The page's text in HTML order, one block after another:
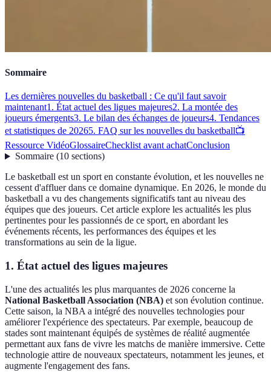
Sommaire
Les dernières nouvelles du basketball : Ce qu'il faut savoir
maintenant1. État actuel des ligues majeures2. La montée des
joueurs émergents3. Le bilan des échanges de joueurs4. Tendances
et statistiques de 20265. FAQ sur les nouvelles du basketball📺
Ressource VidéoGlossaireChecklist avant achatConclusion
Sommaire(10 sections)
Le basketball est un sport en constante évolution, et les nouvelles ne
cessent d'affluer dans ce domaine dynamique. En 2026, le monde du
basketball a vu des changements significatifs tant au niveau des
équipes que des joueurs. Cet article explore les actualités les plus
pertinentes pour les passionnés de ce sport, en abordant les
événements récents, les performances des équipes et les
transformations au sein de la ligue.
1. État actuel des ligues majeures
L'une des actualités les plus marquantes de 2026 concerne la
National Basketball Association (NBA) et son évolution continue.
Cette saison, la NBA a intégré des nouvelles technologies pour
améliorer l'expérience des spectateurs. Par exemple, beaucoup de
stades sont maintenant équipés de systèmes de réalité augmentée
permettant aux fans de vivre les matchs de manière immersive. Cette
technologie attire de nouveaux spectateurs, notamment les jeunes, et
augmente l'engagement des fans.